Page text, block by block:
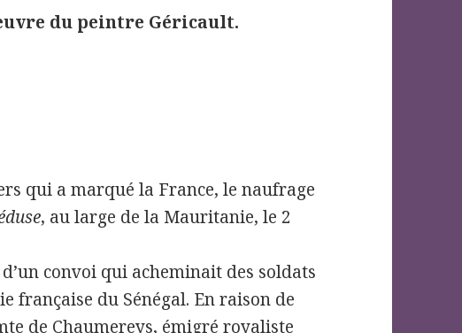
du peintre Géricault.
qui a marqué la France, le naufrage
, au large de la Mauritanie, le 2
convoi qui acheminait des soldats
française du Sénégal. En raison de
de Chaumereys, émigré royaliste